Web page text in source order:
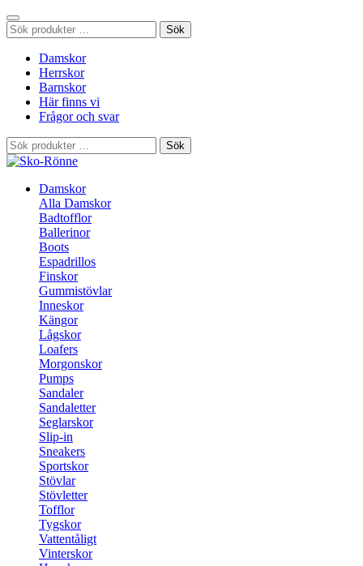
Sök
efter:
Sök
Damskor
Herrskor
Barnskor
Här finns vi
Frågor och svar
Sök
efter:
Sök
Damskor
Alla Damskor
Badtofflor
Ballerinor
Boots
Espadrillos
Finskor
Gummistövlar
Inneskor
Kängor
Lågskor
Loafers
Morgonskor
Pumps
Sandaler
Sandaletter
Seglarskor
Slip-in
Sneakers
Sportskor
Stövlar
Stövletter
Tofflor
Tygskor
Vattentåligt
Vinterskor